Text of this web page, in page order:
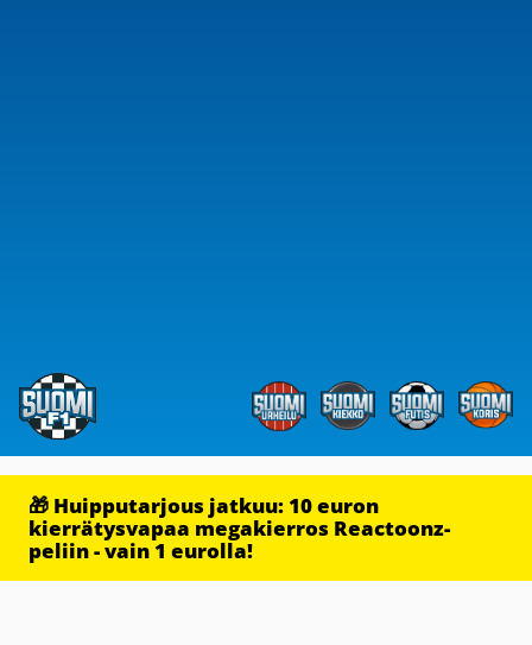
🎁 Huipputarjous jatkuu: 10 euron
kierrätysvapaa megakierros Reactoonz-
peliin - vain 1 eurolla!